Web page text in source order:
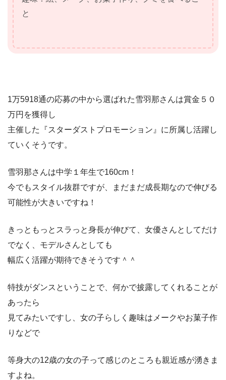
と
1万5918通の応募の中から選ばれた雪羽那さんは賞金５０
万円を獲得し
主催した『スターダストプロモーション』に所属し活躍し
ていくそうです。
雪羽那さんは中学１年生で160cm！
今でもスタイル抜群ですが、まだまだ成長期なので伸びる
可能性が大きいですね！
きっともっとスラっと身長が伸びて、女優さんとしてだけ
でなく、モデルさんとしても
幅広く活躍が期待できそうです＾＾
特技がダンスということで、何かで披露してくれることが
あったら
見てみたいですし、女の子らしく趣味はメークやお菓子作
りなどで
等身大の12歳の女の子って感じのところも親近感が湧きま
すよね。